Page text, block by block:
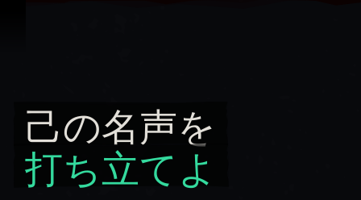
己の名声を 打ち立てよ
己の名声を
打ち立てよ